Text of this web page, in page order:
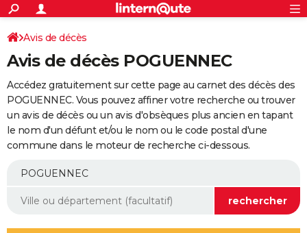
ACTUALITÉS
Politique
Société
Faits Divers
Education
Monde
Villes
+
SPORT
Coupe du monde 2026
Football
Tennis
Cyclisme
Rugby
Forum
Programme TV
TNT
Streaming
Cinéma
Sorties cinéma
Musique
+
FINANCE
Impôts
Immobilier
Risques naturels par ville
Banque
Assurance
Crédit
AUTO
Essais
Réserver un essai
Citadines
Berlines
SUV
Forum auto
+
Mobiles
Meilleur smartphone
Internet
Ordinateurs
Jeux vidéo
Guide high-tech
Aménagement intérieur
Avis de décès
Avis de décès POGUENNEC
Accédez gratuitement sur cette page au carnet des décès des
POGUENNEC. Vous pouvez affiner votre recherche ou trouver
un avis de décès ou un avis d'obsèques plus ancien en tapant
le nom d'un défunt et/ou le nom ou le code postal d'une
commune dans le moteur de recherche ci-dessous.